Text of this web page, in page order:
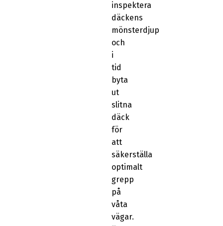
inspektera
däckens
mönsterdjup
och
i
tid
byta
ut
slitna
däck
för
att
säkerställa
optimalt
grepp
på
våta
vägar.